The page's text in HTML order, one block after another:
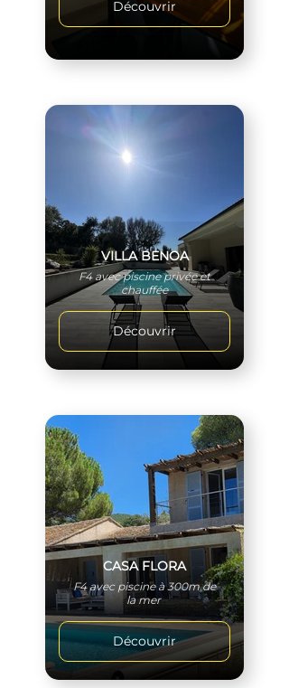
Découvrir
VILLA BENOA
F4 avec piscine privée et
chauffée
Découvrir
CASA FLORA
F4 avec piscine à 300m de
la mer
Découvrir